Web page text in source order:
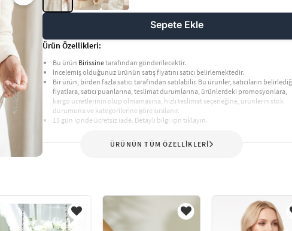
Sepete Ekle
Ürün Özellikleri:
tarafından gönderilecektir.
İncelemiş olduğunuz ürünün satış fiyatını satıcı belirlemektedir.
Bir ürün, birden fazla satıcı tarafından satılabilir. Bu ürünler, satıcıların belirlediği
fiyatlara, satıcı puanlarına, teslimat durumlarına, ürünlerdeki promosyonlara,
kargo ücretlerinin olup olmamasına, hızlı teslimat seçeneğine, ürünlerin stok
durumuna ve kategorilerine göre sıralanır.
15 gün içinde ücretsiz iade. Detaylı bilgi için tıklayın.
ÜRÜNÜN TÜM ÖZELLİKLERİ